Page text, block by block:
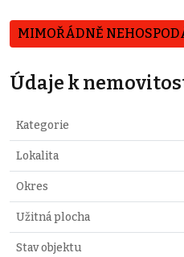
MIMOŘÁDNĚ
Údaje k
Kategorie
Lokalita
Okres
Užitná plocha
Stav objektu